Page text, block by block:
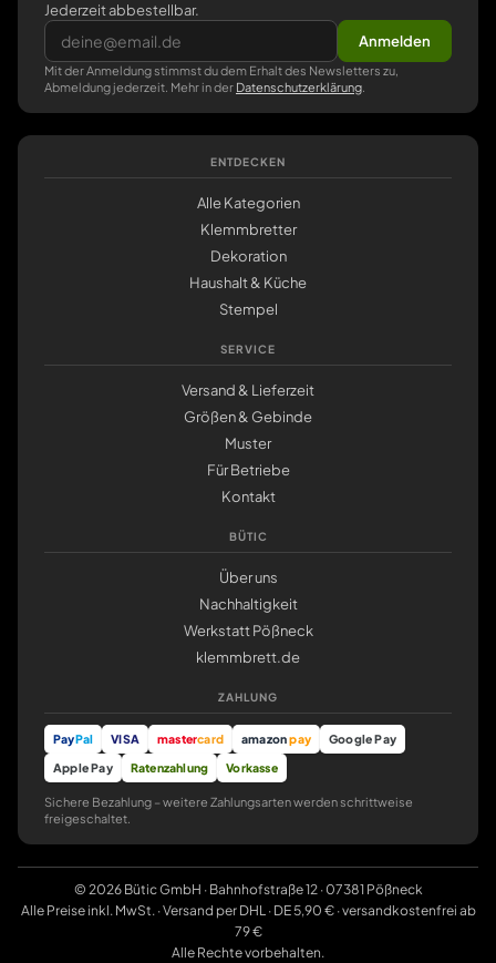
Jederzeit abbestellbar.
Anmelden
Mit der Anmeldung stimmst du dem Erhalt des Newsletters zu,
Abmeldung jederzeit. Mehr in der Datenschutzerklärung
ENTDECKEN
Alle Kategorien
Klemmbretter
Dekoration
Haushalt & Küche
Stempel
SERVICE
Versand & Lieferzeit
Größen & Gebinde
Muster
Für Betriebe
Kontakt
BÜTIC
Über uns
Nachhaltigkeit
Werkstatt Pößneck
klemmbrett.de
ZAHLUNG
PayPal VISA mastercard amazonpay
Google Pay
Apple Pay
Ratenzahlung Vorkasse
Sichere Bezahlung – weitere Zahlungsarten werden schrittweise
freigeschaltet.
© 2026 Bütic GmbH · Bahnhofstraße 12 · 07381 Pößneck
Alle Preise inkl. MwSt. · Versand per DHL · DE 5,90 € · versandkostenfrei ab
79 €
Alle Rechte vorbehalten.